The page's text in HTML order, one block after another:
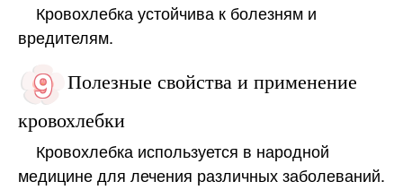
Кровохлебка устойчива к болезням и
вредителям.
Полезные свойства и применение
кровохлебки
Кровохлебка используется в народной
медицине для лечения различных заболеваний.